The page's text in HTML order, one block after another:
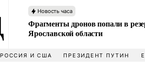
Новость часа
Фрагменты дронов попали в
Ярославской области
РОССИЯ И США ПРЕЗИДЕНТ ПУТИН